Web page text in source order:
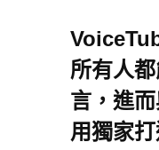
所有人
言，進
用獨家